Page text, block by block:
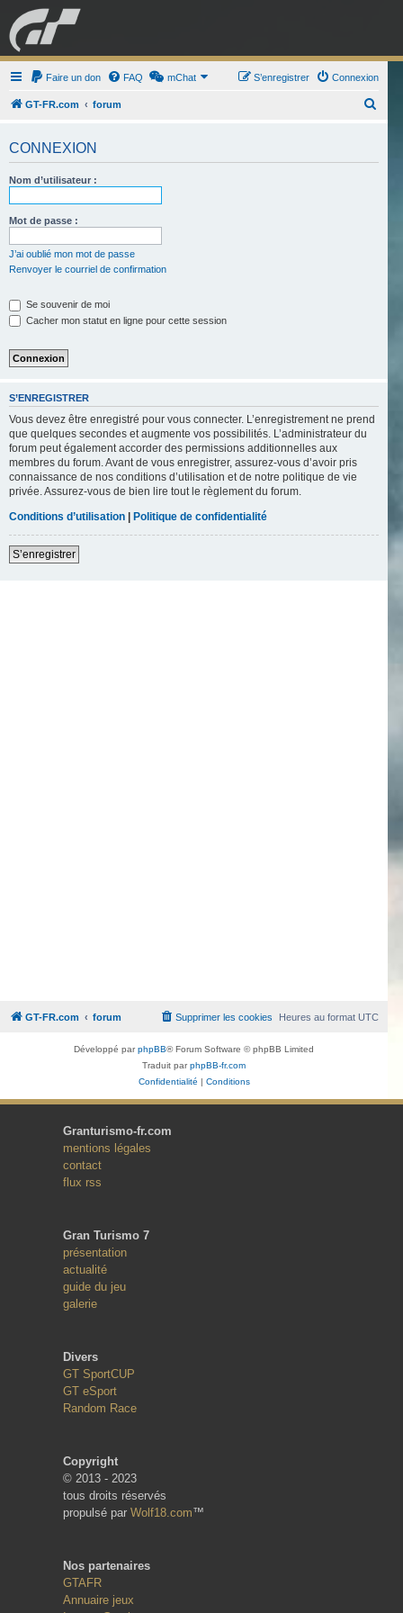
GRAN TURISMO FORUM
ESPORT
Faire un don FAQ mChat Connexion
S’enregistrer
GT-FR.com forum
CONNEXION
Nom d’utilisateur :
Mot de passe :
J’ai oublié mon mot de passe
Renvoyer le courriel de confirmation
Se souvenir de moi
Cacher mon statut en ligne pour cette session
S’ENREGISTRER
Vous devez être enregistré pour vous connecter. L’enregistrement ne prend
que quelques secondes et augmente vos possibilités. L’administrateur du
forum peut également accorder des permissions additionnelles aux
membres du forum. Avant de vous enregistrer, assurez-vous d’avoir pris
connaissance de nos conditions d’utilisation et de notre politique de vie
privée. Assurez-vous de bien lire tout le règlement du forum.
Conditions d’utilisation | Politique de confidentialité
S’enregistrer
GT-FR.com forum Heures au formatUTC
Supprimer les cookies
Développé parphpBB® Forum Software © phpBB Limited
Traduit parphpBB-fr.com
Confidentialité | Conditions
Granturismo-fr.com
mentions légales
contact
flux rss
Gran Turismo 7
présentation
actualité
guide du jeu
galerie
Divers
GT SportCUP
GT eSport
Random Race
Copyright
© 2013 - 2023
tous droits réservés
propulsé par Wolf18.com™
Nos partenaires
GTAFR
Annuaire jeux